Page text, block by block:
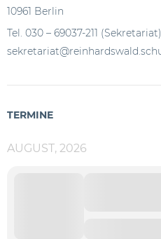
10961 Berlin
Tel. 030 – 69037-211 (Sekretariat)
TERMINE
AUGUST, 2026